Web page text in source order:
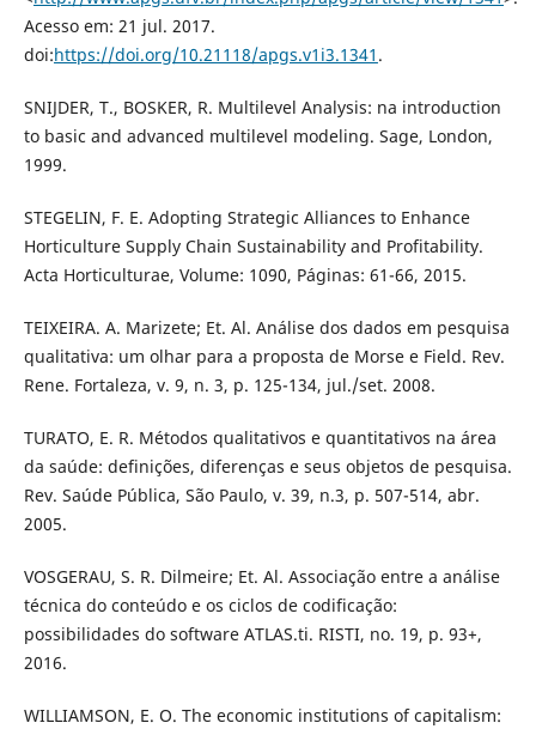
Acesso em: 21 jul. 2017.
doi:https://doi.org/10.21118/apgs.v1i3.1341 .
SNIJDER, T., BOSKER, R. Multilevel Analysis: na introduction
to basic and advanced multilevel modeling. Sage, London,
1999.
STEGELIN, F. E. Adopting Strategic Alliances to Enhance
Horticulture Supply Chain Sustainability and Profitability.
Acta Horticulturae, Volume: 1090, Páginas: 61-66, 2015.
TEIXEIRA. A. Marizete; Et. Al. Análise dos dados em pesquisa
qualitativa: um olhar para a proposta de Morse e Field. Rev.
Rene. Fortaleza, v. 9, n. 3, p. 125-134, jul./set. 2008.
TURATO, E. R. Métodos qualitativos e quantitativos na área
da saúde: definições, diferenças e seus objetos de pesquisa.
Rev. Saúde Pública, São Paulo, v. 39, n.3, p. 507-514, abr.
2005.
VOSGERAU, S. R. Dilmeire; Et. Al. Associação entre a análise
técnica do conteúdo e os ciclos de codificação:
possibilidades do software ATLAS.ti. RISTI, no. 19, p. 93+,
2016.
WILLIAMSON, E. O. The economic institutions of capitalism: